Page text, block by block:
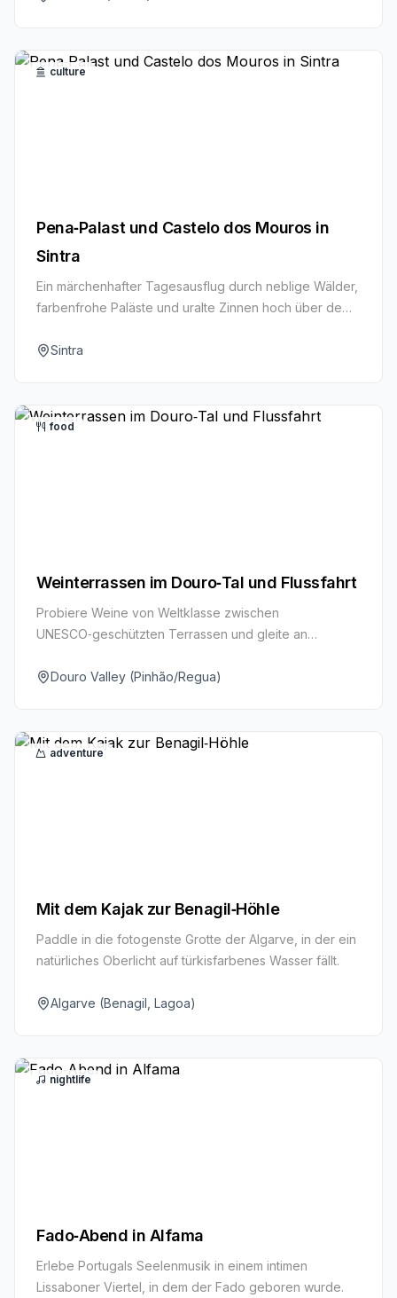
culture
Pena‑Palast und Castelo dos Mouros in
Sintra
Ein märchenhafter Tagesausflug durch neblige Wälder,
farbenfrohe Paläste und uralte Zinnen hoch über dem
Sintra
food
Weinterrassen im Douro‑Tal und Flussfahrt
Probiere Weine von Weltklasse zwischen
UNESCO‑geschützten Terrassen und gleite an
Douro Valley (Pinhão/Regua)
adventure
Mit dem Kajak zur Benagil‑Höhle
Paddle in die fotogenste Grotte der Algarve, in der ein
natürliches Oberlicht auf türkisfarbenes Wasser fällt.
Algarve (Benagil, Lagoa)
nightlife
Fado‑Abend in Alfama
Erlebe Portugals Seelenmusik in einem intimen
Lissaboner Viertel, in dem der Fado geboren wurde.